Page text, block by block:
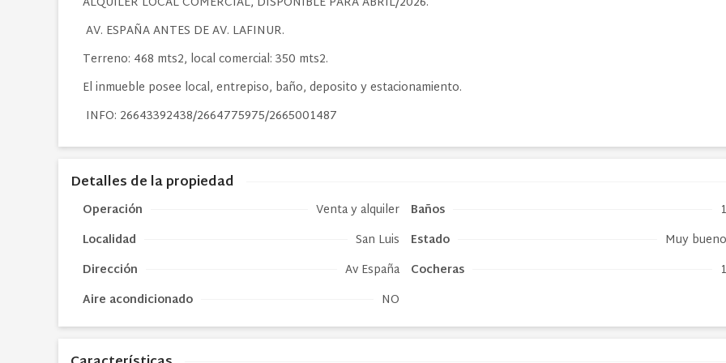
AV. ESPAÑA ANTES DE AV. LAFINUR.
Terreno: 468 mts2, local comercial: 350 mts2.
El inmueble posee local, entrepiso, baño, deposito y estacionamiento.
INFO: 26643392438/2664775975/2665001487
Detalles de la propiedad
Operación
Venta y alquiler
Localidad
San Luis
Dirección
Av España
Aire acondicionado
NO
Baños
1
Estado
Muy bueno
Cocheras
1